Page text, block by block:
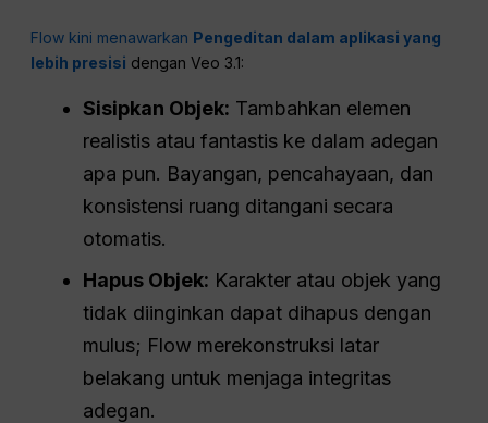
Flow kini menawarkan Pengeditan dalam aplikasi yang
lebih presisi dengan Veo 3.1:
Sisipkan Objek: Tambahkan elemen
realistis atau fantastis ke dalam adegan
apa pun. Bayangan, pencahayaan, dan
konsistensi ruang ditangani secara
otomatis.
Hapus Objek: Karakter atau objek yang
tidak diinginkan dapat dihapus dengan
mulus; Flow merekonstruksi latar
belakang untuk menjaga integritas
adegan.